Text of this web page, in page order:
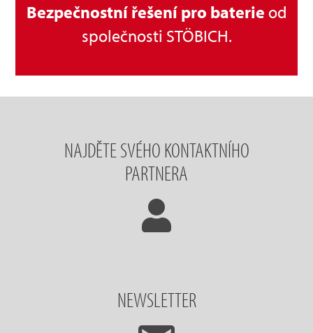
Bezpečnostní řešení pro baterie od
společnosti STÖBICH.
NAJDĚTE SVÉHO KONTAKTNÍHO
PARTNERA
NEWSLETTER